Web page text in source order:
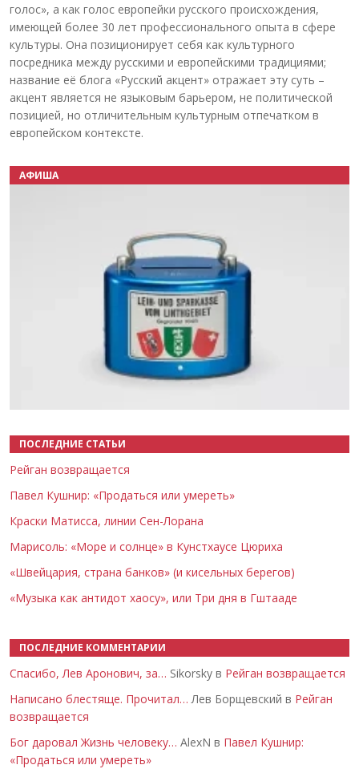
голос», а как голос европейки русского происхождения,
имеющей более 30 лет профессионального опыта в сфере
культуры. Она позиционирует себя как культурного
посредника между русскими и европейскими традициями;
название её блога «Русский акцент» отражает эту суть –
акцент является не языковым барьером, не политической
позицией, но отличительным культурным отпечатком в
европейском контексте.
АФИША
ПОСЛЕДНИЕ СТАТЬИ
Рейган возвращается
Павел Кушнир: «Продаться или умереть»
Краски Матисса, линии Сен-Лорана
Марисоль: «Море и солнце» в Кунстхаусе Цюриха
«Швейцария, страна банков» (и кисельных берегов)
«Музыка как антидот хаосу», или Три дня в Гштааде
ПОСЛЕДНИЕ КОММЕНТАРИИ
Спасибо, Лев Аронович, за… Sikorsky в Рейган возвращается
Написано блестяще. Прочитал… Лев Борщевский в Рейган
возвращается
Бог даровал Жизнь человеку… AlexN в Павел Кушнир:
«Продаться или умереть»